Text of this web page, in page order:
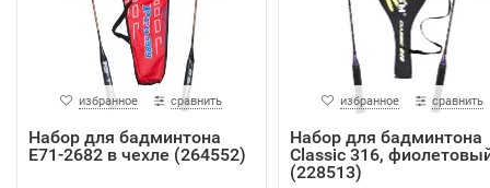
избранное сравнить
Набор для бадминтона
E71-2682 в чехле (264552)
избранное сравнить
Набор для бадминтона
Classic 316,
(228513)